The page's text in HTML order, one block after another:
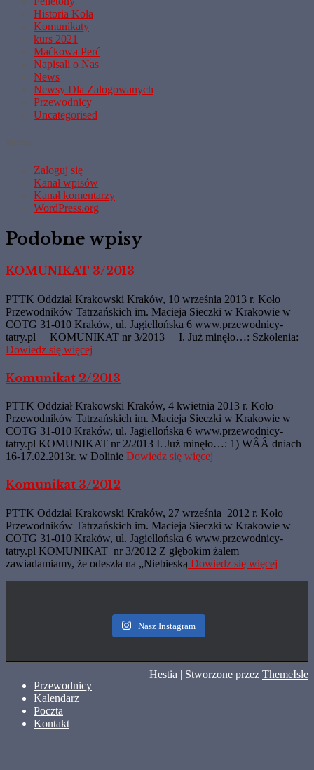
Historia Koła
Komunikaty
kurs 2021
Maćkowa Perć
Napisali o Nas
News
Newsy Dla Zalogowanych
Przewodnicy
Uncategorised
Zaloguj się
Kanał wpisów
Kanał komentarzy
WordPress.org
Podobne wpisy
KOMUNIKAT 3/2013
PTTK Oddział Krakowski Kraków, 10 września 2013 r. Koło
Przewodników Tatrzańskich im. Macieja Sieczki w Krakowie w
COTG 31-010 Kraków, ul. Jagiellońska 6 www.przewodnicy-
tatry.pl KOMUNIKAT nr 3/2013 I. Już minęło…: Szkolenia:
Dowiedz się więcej
Komunikat 2/2013
PTTK Oddział Krakowski Kraków, 4 kwietnia 2013 r. Koło
Przewodników Tatrzańskich im. Macieja Sieczki w Krakowie w
COTG 31-010 Kraków, ul. Jagiellońska 6 www.przewodnicy-
tatry.pl KOMUNIKAT nr 2/2013 I. Już minęło…: 1) WÂÂ dniach
16-17.02.2013r. w Dolinie Dowiedz się więcej
Komunikat 3/2012
PTTK Oddział Krakowski Kraków, 27 września 2012 r. Koło
Przewodników Tatrzańskich im. Macieja Sieczki w Krakowie w
COTG 31-010 Kraków, ul. Jagiellońska 6 www.przewodnicy-
tatry.pl KOMUNIKAT nr 3/2012 Z głębokim żalem
zawiadamiamy, że odeszła na „Niebieską Dowiedz się więcej
Nasz Instagram
Przewodnicy
Kalendarz
Poczta
Kontakt
Hestia | Stworzone przez ThemeIsle